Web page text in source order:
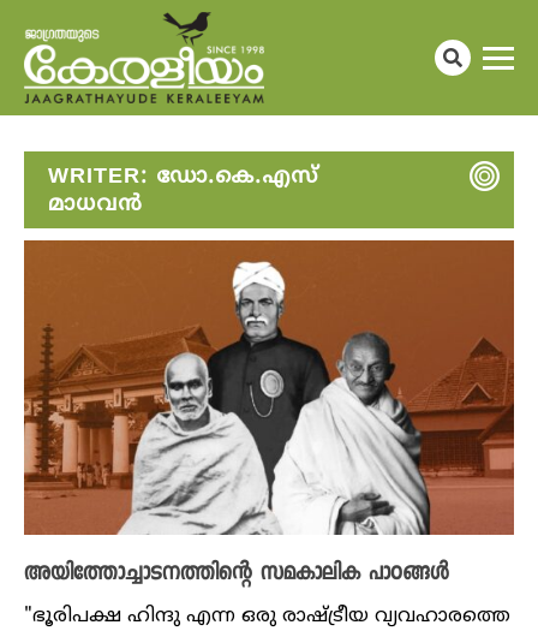
WRITER: ഡോ.കെ.എസ്
മാധവൻ
അയിത്തോച്ചാടനത്തിന്റെ സമകാലിക പാഠങ്ങൾ
"ഭൂരിപക്ഷ ഹിന്ദു എന്ന ഒരു രാഷ്ട്രീയ വ്യവഹാരത്തെ